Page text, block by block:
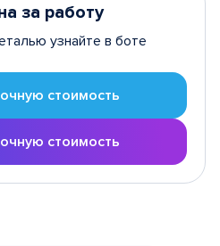
за работу
узнайте в боте
стоимость
стоимость